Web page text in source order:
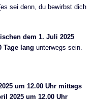
sei denn, du bewirbst dich
dem 1. Juli 2025
Tage lang unterwegs sein.
um 12.00 Uhr mittags
2025 um 12.00 Uhr